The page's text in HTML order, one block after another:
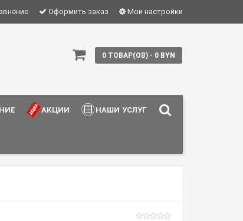
Оформить заказ Мои настройки
0 ТОВАР(ОВ) - 0 BYN
АКЦИИ НАШИ УСЛУГИ